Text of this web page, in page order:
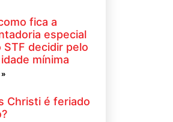
fica a
especial
STF decidir pelo
mínima
Christi é feriado